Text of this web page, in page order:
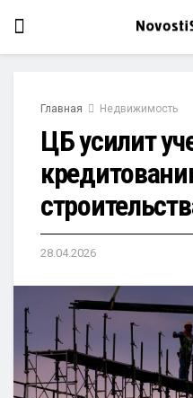
Главная Недвижимость
ЦБ усилит
28.04.2026